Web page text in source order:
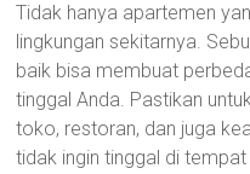
Tidak hanya apartemen
lingkungan sekitarnya.
baik bisa membuat
tinggal Anda. Pastikan
toko, restoran, dan juga
tidak ingin tinggal di